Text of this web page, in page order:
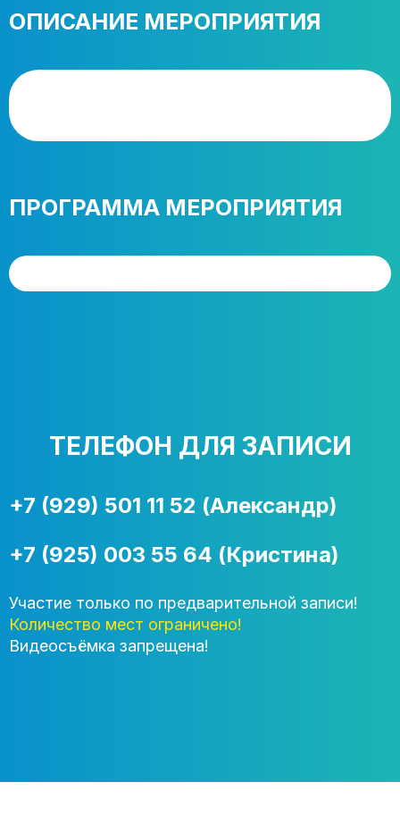
ОПИСАНИЕ МЕРОПРИЯТИЯ
ПРОГРАММА МЕРОПРИЯТИЯ
ТЕЛЕФОН ДЛЯ ЗАПИСИ
+7 (929) 501 11 52 (Александр)
+7 (925) 003 55 64 (Кристина)
Участие только по предварительной записи!
Количество мест ограничено!
Видеосъёмка запрещена!